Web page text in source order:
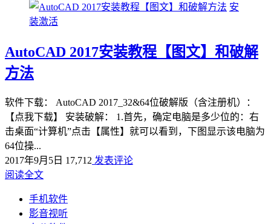
安
装激活
AutoCAD 2017安装教程【图文】和破解
方法
软件下载： AutoCAD 2017_32&64位破解版（含注册机）：
【点我下载】 安装破解： 1.首先，确定电脑是多少位的：右
击桌面“计算机”点击【属性】就可以看到，下图显示该电脑为
64位操...
2017年9月5日 17,712 发表评论
阅读全文
手机软件
影音视听